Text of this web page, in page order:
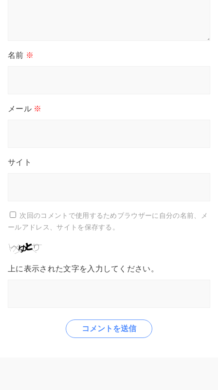
名前 ※
メール ※
サイト
次回のコメントで使用するためブラウザーに自分の名前、メ
ールアドレス、サイトを保存する。
上に表示された文字を入力してください。